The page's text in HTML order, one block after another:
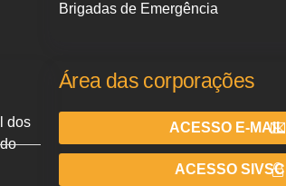
Brigadas de Emergência
dos
Área das corporações
ACESSO E-MAIL
ACESSO SIVSC